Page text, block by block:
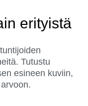
erityistä
Tutustu
esineen kuviin,